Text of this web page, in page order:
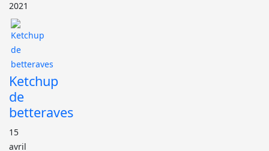
2021
Ketchup
de
betteraves
15
avril